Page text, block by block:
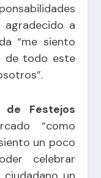
agradecido a
“me siento
de todo este
de Festejos
“como
un poco
celebrar